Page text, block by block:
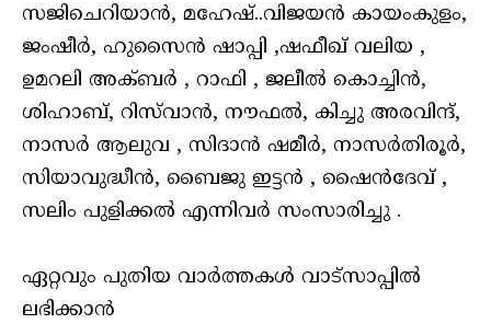
സജിചെറിയാൻ, മഹേഷ്‌..വിജയൻ കായംകുളം,
ജംഷീർ, ഹുസൈൻ ഷാപ്പി ,ഷഫീഖ് വലിയ ,
ഉമറലി അക്ബർ , റാഫി , ജലീൽ കൊച്ചിൻ,
ശിഹാബ്, റിസ്‌വാൻ, നൗഫൽ, കിച്ചു അരവിന്ദ്,
നാസർ ആലുവ , സിദാൻ ഷമീർ, നാസർതിരൂർ,
സിയാവുദ്ധീൻ, ബൈജു ഇട്ടൻ , ഷൈൻദേവ് ,
സലിം പുളിക്കൽ എന്നിവർ സംസാരിച്ചു .
ഏറ്റവും പുതിയ വാർത്തകൾ വാട്സാപ്പിൽ
ലഭിക്കാൻ